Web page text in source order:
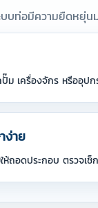
บบท่อมีความยืดหยุ่
ม เครื่องจักร หรืออุป
ง่าย
ถอดประกอบ ตรวจเช็